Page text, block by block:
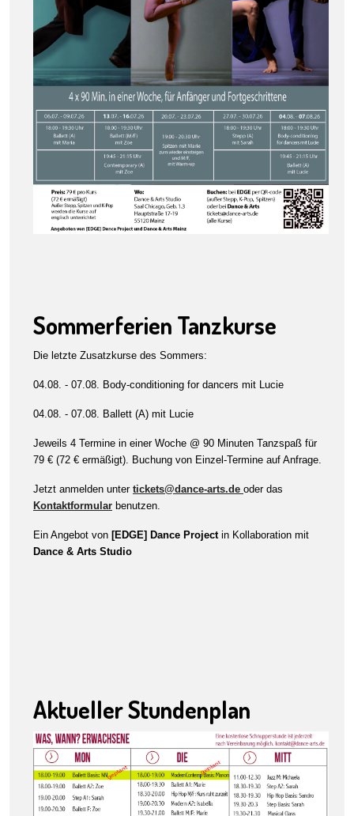
Sommerferien Tanzkurse
Die letzte Zusatzkurse des Sommers:
04.08. - 07.08. Body-conditioning for dancers mit Lucie
04.08. - 07.08. Ballett (A) mit Lucie
Jeweils 4 Termine in einer Woche @ 90 Minuten Tanzspaß für
79 € (72 € ermäßigt). Buchung von Einzel-Termine auf Anfrage.
Jetzt anmelden unter tickets@dance-arts.de oder das
Kontaktformular benutzen.
Ein Angebot von [EDGE] Dance Projectin Kollaboration mit
Dance & Arts Studio
Aktueller Stundenplan